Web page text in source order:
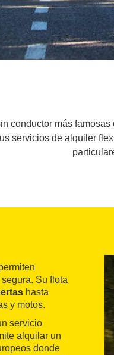
conductor más
servicios de alquiler
Su flota
hasta
y motos.
servicio
alquilar un
donde